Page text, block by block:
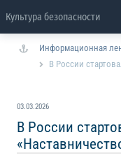
Культура безопасности
Информационная
В России
03.03.2026
В России